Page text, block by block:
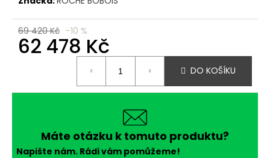
69 420 Kč –10 %
62 478 Kč
DO KOŠÍKU
Máte otázku k tomuto produktu?
Napište nám. Rádi vám pomůžeme!